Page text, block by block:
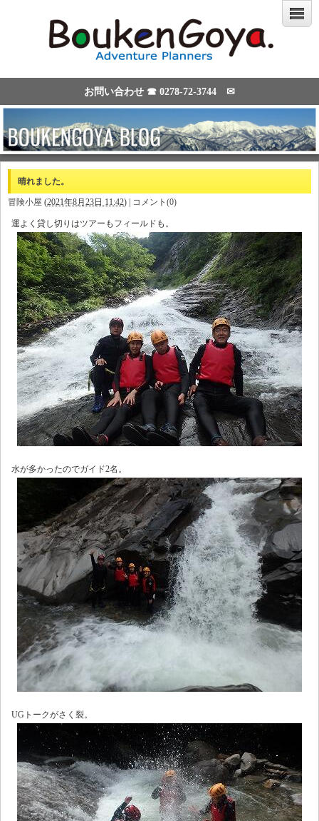
お問い合わせ ☎ 0278-72-3744 ✉
晴れました。
冒険小屋 (2021年8月23日 11:42) | コメント(0)
運よく貸し切りはツアーもフィールドも。
水が多かったのでガイド2名。
UGトークがさく裂。